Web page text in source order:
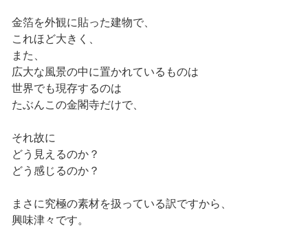
金箔を外観に貼った建物で、
これほど大きく、
また、
広大な風景の中に置かれているものは
世界でも現存するのは
たぶんこの金閣寺だけで、
それ故に
どう見えるのか？
どう感じるのか？
まさに究極の素材を扱っている訳ですから、
興味津々です。